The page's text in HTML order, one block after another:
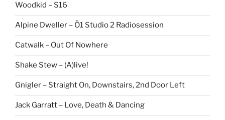
Woodkid – S16
Alpine Dweller – Ö1 Studio 2 Radiosession
Catwalk – Out Of Nowhere
Shake Stew – (A)live!
Gnigler – Straight On, Downstairs, 2nd Door Left
Jack Garratt – Love, Death & Dancing